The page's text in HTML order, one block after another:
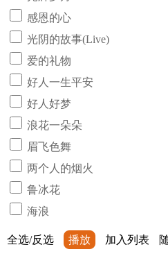
感恩的心
光阴的故事(Live)
爱的礼物
好人一生平安
好人好梦
浪花一朵朵
眉飞色舞
两个人的烟火
鲁冰花
海浪
全选/反选 播放 加入列表